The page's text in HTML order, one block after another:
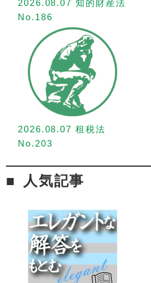
2026.08.07 知的財産法
No.186
2026.08.07 租税法
No.203
人気記事